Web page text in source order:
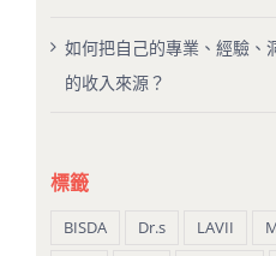
如何把自己的專業、經驗、
的收入來源？
標籤
BISDA Dr.s LAVII